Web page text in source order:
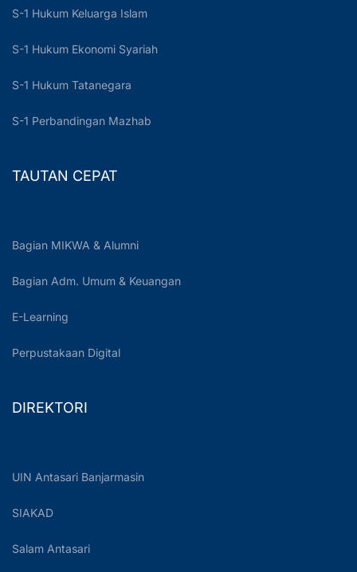
S-1 Hukum Keluarga Islam
S-1 Hukum Ekonomi Syariah
S-1 Hukum Tatanegara
S-1 Perbandingan Mazhab
TAUTAN CEPAT
Bagian MIKWA & Alumni
Bagian Adm. Umum & Keuangan
E-Learning
Perpustakaan Digital
DIREKTORI
UIN Antasari Banjarmasin
SIAKAD
Salam Antasari